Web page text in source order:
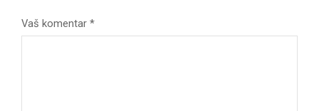
Vaš komentar *